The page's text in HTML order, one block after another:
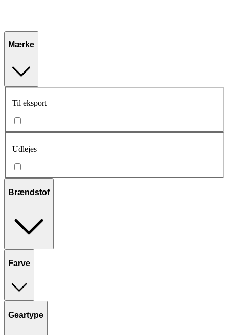
Mærke
Til eksport
Udlejes
Brændstof
Farve
Geartype